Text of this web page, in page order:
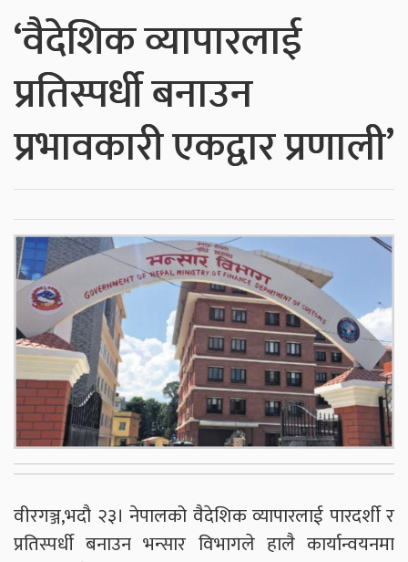
‘वैदेशिक व्यापारलाई
प्रतिस्पर्धी बनाउन
प्रभावकारी एकद्वार प्रणाली’
वीरगञ्ज,भदौ २३। नेपालको वैदेशिक व्यापारलाई पारदर्शी र
प्रतिस्पर्धी बनाउन भन्सार विभागले हालै कार्यान्वयनमा